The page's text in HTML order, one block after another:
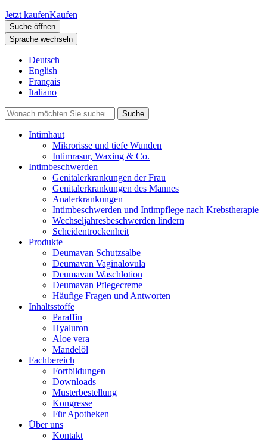
Jetzt kaufenKaufen
Suche öffnen
Sprache wechseln
Deutsch
English
Français
Italiano
Intimhaut
Mikrorisse und tiefe Wunden
Intimrasur, Waxing & Co.
Intimbeschwerden
Genitalerkrankungen der Frau
Genitalerkrankungen des Mannes
Analerkrankungen
Intimbeschwerden und Intimpflege nach Krebstherapie
Wechseljahresbeschwerden lindern
Scheidentrockenheit
Produkte
Deumavan Schutzsalbe
Deumavan Vaginalovula
Deumavan Waschlotion
Deumavan Pflegecreme
Häufige Fragen und Antworten
Inhaltsstoffe
Paraffin
Hyaluron
Aloe vera
Mandelöl
Fachbereich
Fortbildungen
Downloads
Musterbestellung
Kongresse
Für Apotheken
Über uns
Kontakt